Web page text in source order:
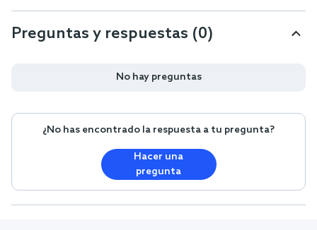
Preguntas y respuestas (0)
No hay preguntas
¿No has encontrado la respuesta a tu pregunta?
Hacer una
pregunta